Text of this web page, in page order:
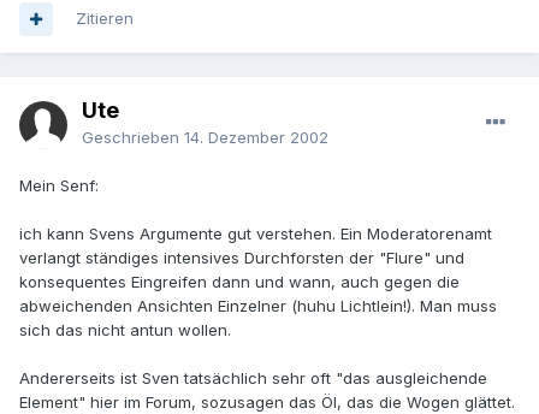
Zitieren
Ute
Geschrieben 14. Dezember 2002
Mein Senf:
ich kann Svens Argumente gut verstehen. Ein Moderatorenamt
verlangt ständiges intensives Durchforsten der "Flure" und
konsequentes Eingreifen dann und wann, auch gegen die
abweichenden Ansichten Einzelner (huhu Lichtlein!). Man muss
sich das nicht antun wollen.
Andererseits ist Sven tatsächlich sehr oft "das ausgleichende
Element" hier im Forum, sozusagen das Öl, das die Wogen glättet.